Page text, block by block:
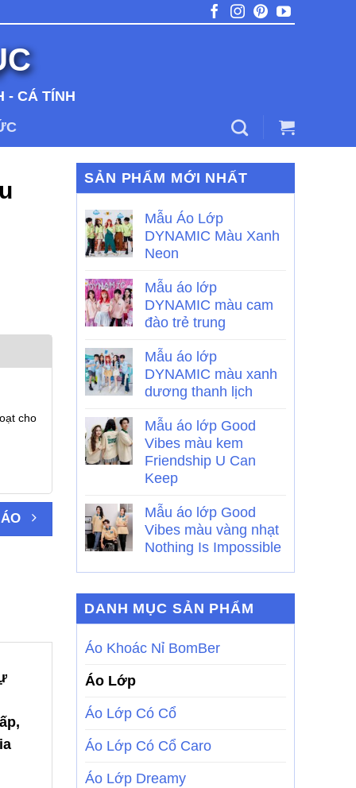
- CÁ TÍNH
cho
SẢN PHẨM MỚI NHẤT
Mẫu Áo Lớp
DYNAMIC Màu Xanh
Neon
Mẫu áo lớp
DYNAMIC màu cam
đào trẻ trung
Mẫu áo lớp
DYNAMIC màu xanh
dương thanh lịch
Mẫu áo lớp Good
Vibes màu kem
Friendship U Can
Keep
Mẫu áo lớp Good
Vibes màu vàng nhạt
Nothing Is Impossible
DANH MỤC SẢN PHẨM
Áo Khoác Nỉ BomBer
Áo Lớp
Áo Lớp Có Cổ
Áo Lớp Có Cổ Caro
Áo Lớp Dreamy